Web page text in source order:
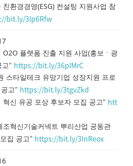
환경경영(ESG) 컨설팅 지원사업 참
bit.ly/3Ip6Rfw
플랫폼 진출 지원 사업(홍보ㆍ광
고" https://bit.ly/36pIMrC
스타일테크 유망기업 성장지원 프로
고" https://bit.ly/3tgvZkd
신 유공 포상 후보자 모집 공고" htt
혁신기술커넥트 뿌리산업 공동관
집 공고" https://bit.ly/3InReox